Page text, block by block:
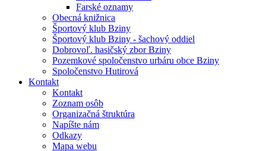
Farské oznamy
Obecná knižnica
Športový klub Bziny
Športový klub Bziny - šachový oddiel
Dobrovoľ. hasičský zbor Bziny
Pozemkové spoločenstvo urbáru obce Bziny
Spoločenstvo Hutirová
Kontakt
Kontakt
Zoznam osôb
Organizačná štruktúra
Napíšte nám
Odkazy
Mapa webu